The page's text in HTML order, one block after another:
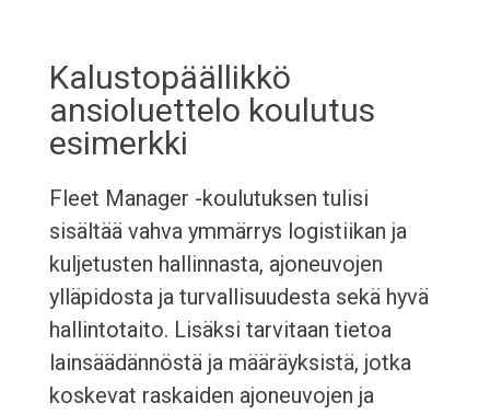
Kalustopäällikkö
ansioluettelo koulutus
esimerkki
Fleet Manager -koulutuksen tulisi
sisältää vahva ymmärrys logistiikan ja
kuljetusten hallinnasta, ajoneuvojen
ylläpidosta ja turvallisuudesta sekä hyvä
hallintotaito. Lisäksi tarvitaan tietoa
lainsäädännöstä ja määräyksistä, jotka
koskevat raskaiden ajoneuvojen ja